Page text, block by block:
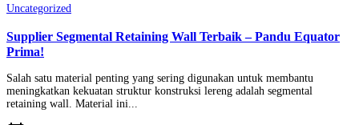
Uncategorized
Supplier Segmental Retaining Wall Terbaik – Pandu Equator
Prima!
Salah satu material penting yang sering digunakan untuk membantu
meningkatkan kekuatan struktur konstruksi lereng adalah segmental
retaining wall. Material ini...